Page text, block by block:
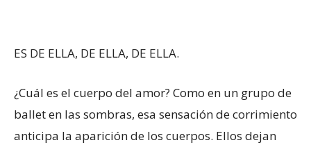
ES DE ELLA, DE ELLA, DE ELLA.
¿Cuál es el cuerpo del amor? Como en un grupo de
ballet en las sombras, esa sensación de corrimiento
anticipa la aparición de los cuerpos. Ellos dejan